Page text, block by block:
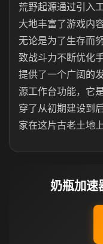
荒野起源通过引入
大地丰富了游戏内
无论是为了生存而
致战斗力不断优化
提供了一个广阔的
源工作台功能，它
穿了从初期建设到
家在这片古老土地
奶瓶加速